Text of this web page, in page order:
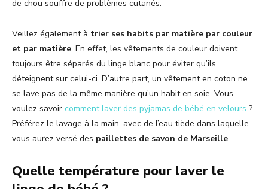
de chou souffre de problèmes cutanés.
Veillez également à trier ses habits par matière par couleur
et par matière. En effet, les vêtements de couleur doivent
toujours être séparés du linge blanc pour éviter qu’ils
déteignent sur celui-ci. D’autre part, un vêtement en coton ne
se lave pas de la même manière qu’un habit en soie. Vous
voulez savoir comment laver des pyjamas de bébé en velours ?
Préférez le lavage à la main, avec de l’eau tiède dans laquelle
vous aurez versé des paillettes de savon de Marseille.
Quelle température pour laver le